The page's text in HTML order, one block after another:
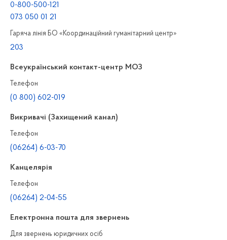
0-800-500-121
073 050 01 21
Гаряча лінія БО «Координаційний гуманітарний центр»
203
Всеукраїнський контакт-центр МОЗ
Телефон
(0 800) 602-019
Викривачі (Захищений канал)
Телефон
(06264) 6-03-70
Канцелярiя
Телефон
(06264) 2-04-55
Електронна пошта для звернень
Для звернень юридичних осiб